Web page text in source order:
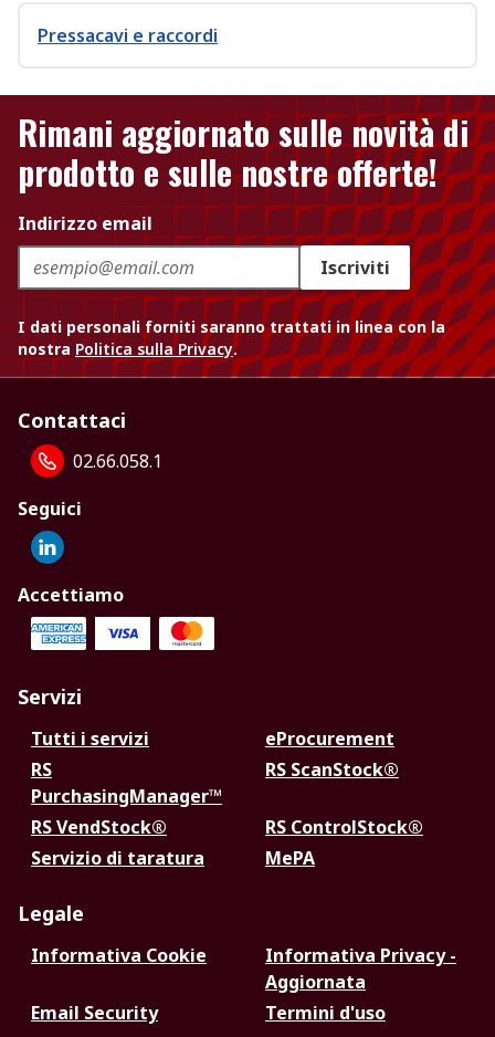
Pressacavi e raccordi
Rimani aggiornato sulle novità di
prodotto e sulle nostre offerte!
Indirizzo email
Iscriviti
I dati personali forniti saranno trattati in linea con la
nostra Politica sulla Privacy.
Contattaci
02.66.058.1
Seguici
Accettiamo
Servizi
Tutti i servizi
eProcurement
RS
PurchasingManager™
RS ScanStock®
RS VendStock®
RS ControlStock®
Servizio di taratura
MePA
Legale
Informativa Cookie
Informativa Privacy -
Aggiornata
Email Security
Termini d'uso